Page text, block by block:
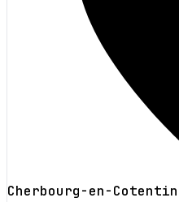
Cherbourg-en-Cotentin